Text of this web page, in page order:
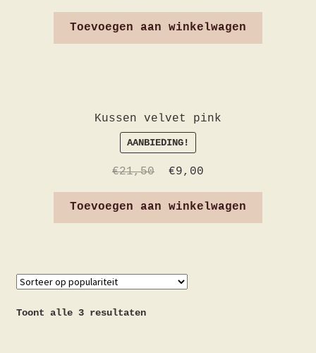
Toevoegen aan winkelwagen
Kussen velvet pink
AANBIEDING!
€21,50 €9,00
Toevoegen aan winkelwagen
Toont alle 3 resultaten